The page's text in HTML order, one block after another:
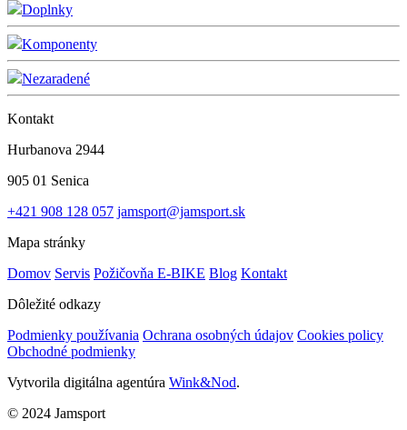
Doplnky
Komponenty
Nezaradené
Kontakt
Hurbanova 2944
905 01 Senica
+421 908 128 057 jamsport@jamsport.sk
Mapa stránky
Domov Servis Požičovňa E-BIKE Blog Kontakt
Dôležité odkazy
Podmienky používania Ochrana osobných údajov Cookies policy
Obchodné podmienky
Vytvorila digitálna agentúra Wink&Nod.
© 2024 Jamsport